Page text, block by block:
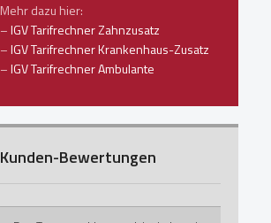
Mehr dazu hier:
–IGV Tarifrechner Zahnzusatz
–IGV Tarifrechner Krankenhaus-Zusatz
–IGV Tarifrechner Ambulante
Kunden-Bewertungen